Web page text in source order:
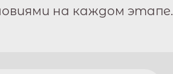
на каждом этапе.